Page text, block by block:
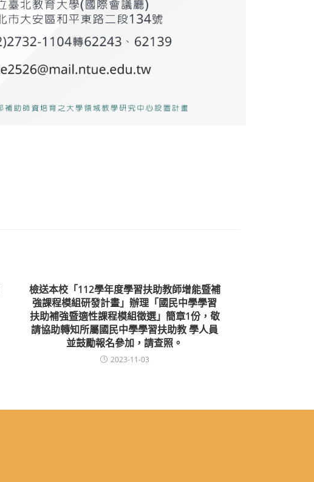
檢送本校「112學年度學習扶助教師增能暨補
強課程模組研發計畫」辦理「國民中學學習
扶助補強暨適性課程模組徵選」簡章1份，敬
請協助轉知所屬國民中學學習扶助教 學人員
並鼓勵報名參加，請查照。
2023-11-03